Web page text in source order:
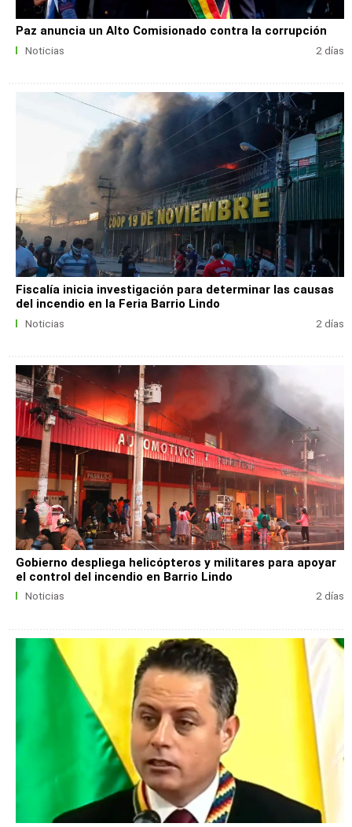
Paz anuncia un Alto Comisionado contra la corrupción
Noticias 2 días
Fiscalía inicia investigación para determinar las causas
del incendio en la Feria Barrio Lindo
Noticias 2 días
Gobierno despliega helicópteros y militares para apoyar
el control del incendio en Barrio Lindo
Noticias 2 días